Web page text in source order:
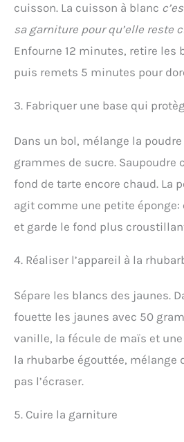
cuisson. La cuisson à blanc
sa garniture pour qu’elle reste
Enfourne 12 minutes, retire les
puis remets 5 minutes pour
3. Fabriquer une base qui
Dans un bol, mélange la
grammes de sucre. Saupoudre
fond de tarte encore chaud. La
agit comme une petite
et garde le fond plus
4. Réaliser l’appareil à la
Sépare les blancs des jaunes.
fouette les jaunes avec 50
vanille, la fécule de maïs et
la rhubarbe égouttée, mélange
pas l’écraser.
5. Cuire la garniture